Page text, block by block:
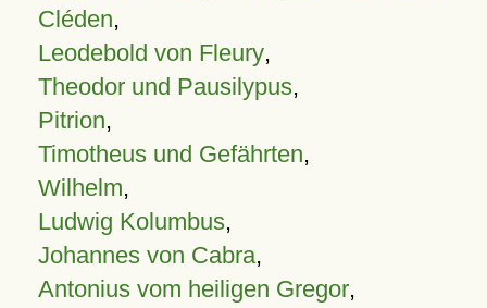
Cléden,
Leodebold von Fleury,
Theodor und Pausilypus,
Pitrion,
Timotheus und Gefährten,
Wilhelm,
Ludwig Kolumbus,
Johannes von Cabra,
Antonius vom heiligen Gregor,